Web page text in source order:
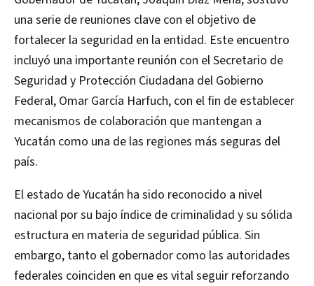
una serie de reuniones clave con el objetivo de
fortalecer la seguridad en la entidad. Este encuentro
incluyó una importante reunión con el Secretario de
Seguridad y Protección Ciudadana del Gobierno
Federal, Omar García Harfuch, con el fin de establecer
mecanismos de colaboración que mantengan a
Yucatán como una de las regiones más seguras del
país.
El estado de Yucatán ha sido reconocido a nivel
nacional por su bajo índice de criminalidad y su sólida
estructura en materia de seguridad pública. Sin
embargo, tanto el gobernador como las autoridades
federales coinciden en que es vital seguir reforzando